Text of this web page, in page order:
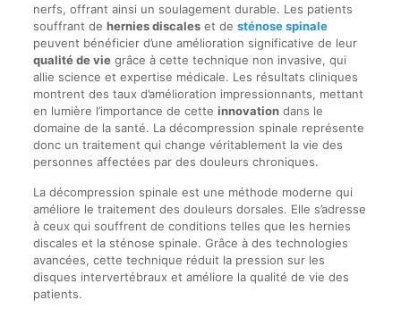
nerfs, offrant ainsi un soulagement durable. Les patients
souffrant de hernies discaleset de sténose spinale
peuvent bénéficier d’une amélioration significative de leur
qualité de viegrâce à cette technique non invasive, qui
allie science et expertise médicale. Les résultats cliniques
montrent des taux d’amélioration impressionnants, mettant
en lumière l’importance de cette innovationdans le
domaine de la santé. La décompression spinale représente
donc un traitement qui change véritablement la vie des
personnes affectées par des douleurs chroniques.
La décompression spinale est une méthode moderne qui
améliore le traitement des douleurs dorsales. Elle s’adresse
à ceux qui souffrent de conditions telles que les hernies
discales et la sténose spinale. Grâce à des technologies
avancées, cette technique réduit la pression sur les
disques intervertébraux et améliore la qualité de vie des
patients.